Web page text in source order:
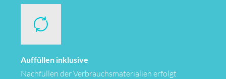
Auffüllen inklusive
Nachfüllen der Verbrauchsmaterialien erfolgt